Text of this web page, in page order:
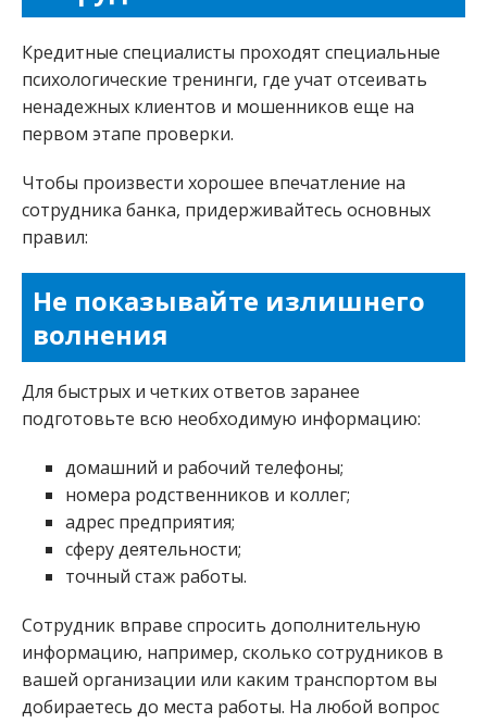
Кредитные специалисты проходят специальные
психологические тренинги, где учат отсеивать
ненадежных клиентов и мошенников еще на
первом этапе проверки.
Чтобы произвести хорошее впечатление на
сотрудника банка, придерживайтесь основных
правил:
Не показывайте излишнего
волнения
Для быстрых и четких ответов заранее
подготовьте всю необходимую информацию:
домашний и рабочий телефоны;
номера родственников и коллег;
адрес предприятия;
сферу деятельности;
точный стаж работы.
Сотрудник вправе спросить дополнительную
информацию, например, сколько сотрудников в
вашей организации или каким транспортом вы
добираетесь до места работы. На любой вопрос